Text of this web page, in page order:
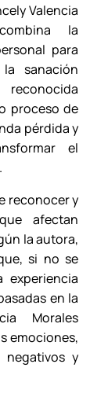
Valencia
la
para
sanación
proceso de
pérdida y
el
reconocer y
afectan
la autora,
si no se
experiencia
en la
Morales
emociones,
negativos y